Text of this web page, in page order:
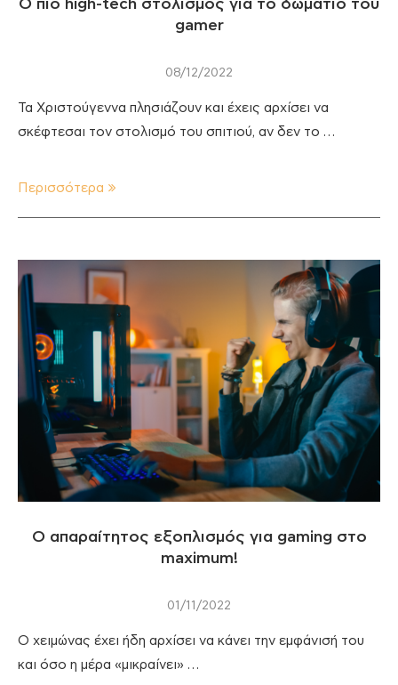
Ο πιο high-tech στολισμός για το δωμάτιο του
gamer
08/12/2022
Τα Χριστούγεννα πλησιάζουν και έχεις αρχίσει να
σκέφτεσαι τον στολισμό του σπιτιού, αν δεν το …
Περισσότερα
Ο απαραίτητος εξοπλισμός για gaming στο
maximum!
01/11/2022
Ο χειμώνας έχει ήδη αρχίσει να κάνει την εμφάνισή του
και όσο η μέρα «μικραίνει» …